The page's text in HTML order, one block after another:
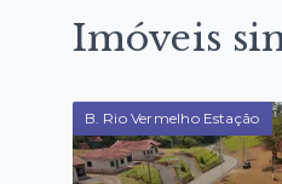
Imóveis
B. Rio Vermelho Estação